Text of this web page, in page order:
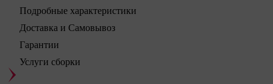
Подробные характеристики
Доставка и Самовывоз
Гарантии
Услуги сборки